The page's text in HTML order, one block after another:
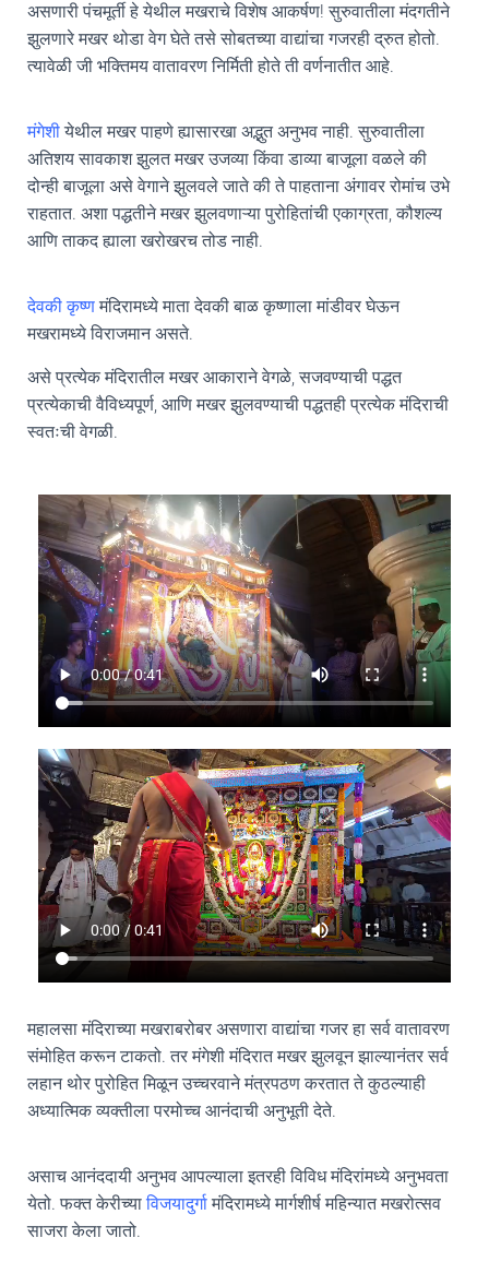
असणारी पंचमूर्ती हे येथील मखराचे विशेष आकर्षण! सुरुवातीला मंदगतीने
झुलणारे मखर थोडा वेग घेते तसे सोबतच्या वाद्यांचा गजरही द्रुत होतो.
त्यावेळी जी भक्तिमय वातावरण निर्मिती होते ती वर्णनातीत आहे.
मंगेशीयेथील मखर पाहणे ह्यासारखा अद्भुत अनुभव नाही. सुरुवातीला
अतिशय सावकाश झुलत मखर उजव्या किंवा डाव्या बाजूला वळले की
दोन्ही बाजूला असे वेगाने झुलवले जाते की ते पाहताना अंगावर रोमांच उभे
राहतात. अशा पद्धतीने मखर झुलवणाऱ्या पुरोहितांची एकाग्रता, कौशल्य
आणि ताकद ह्याला खरोखरच तोड नाही.
देवकी कृष्णमंदिरामध्ये माता देवकी बाळ कृष्णाला मांडीवर घेऊन
मखरामध्ये विराजमान असते.
असे प्रत्येक मंदिरातील मखर आकाराने वेगळे, सजवण्याची पद्धत
प्रत्येकाची वैविध्यपूर्ण, आणि मखर झुलवण्याची पद्धतही प्रत्येक मंदिराची
स्वतःची वेगळी.
महालसा मंदिराच्या मखराबरोबर असणारा वाद्यांचा गजर हा सर्व वातावरण
संमोहित करून टाकतो. तर मंगेशी मंदिरात मखर झुलवून झाल्यानंतर सर्व
लहान थोर पुरोहित मिळून उच्चरवाने मंत्रपठण करतात ते कुठल्याही
अध्यात्मिक व्यक्तीला परमोच्च आनंदाची अनुभूती देते.
असाच आनंददायी अनुभव आपल्याला इतरही विविध मंदिरांमध्ये अनुभवता
येतो. फक्त केरीच्याविजयादुर्गामंदिरामध्ये मार्गशीर्ष महिन्यात मखरोत्सव
साजरा केला जातो.